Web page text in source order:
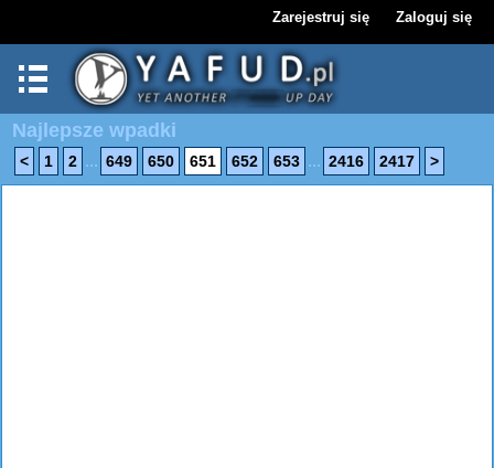
Zarejestruj się Zaloguj się
Najlepsze wpadki
< 1 2 ... 649 650 651 652 653 ... 2416 2417 >